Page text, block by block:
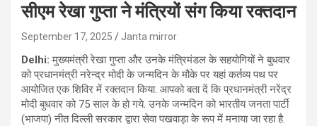
सीएम रेखा गुप्ता ने मंत्रियों संग किया रक्तदान
September 17, 2025 Janta mirror
Delhi:मुख्यमंत्री रेखा गुप्ता और उनके मंत्रिमंडल के सहयोगियों ने बुधवार
को प्रधानमंत्री नरेन्द्र मोदी के जन्मदिन के मौके पर यहां कर्तव्य पथ पर
आयोजित एक शिविर में रक्तदान किया. आपको बता दें कि प्रधानमंत्री नरेंद्र
मोदी बुधवार को 75 साल के हो गये. उनके जन्मदिन को भारतीय जनता पार्टी
(भाजपा) नीत दिल्ली सरकार द्वारा सेवा पखवाड़ा के रूप में मनाया जा रहा है.